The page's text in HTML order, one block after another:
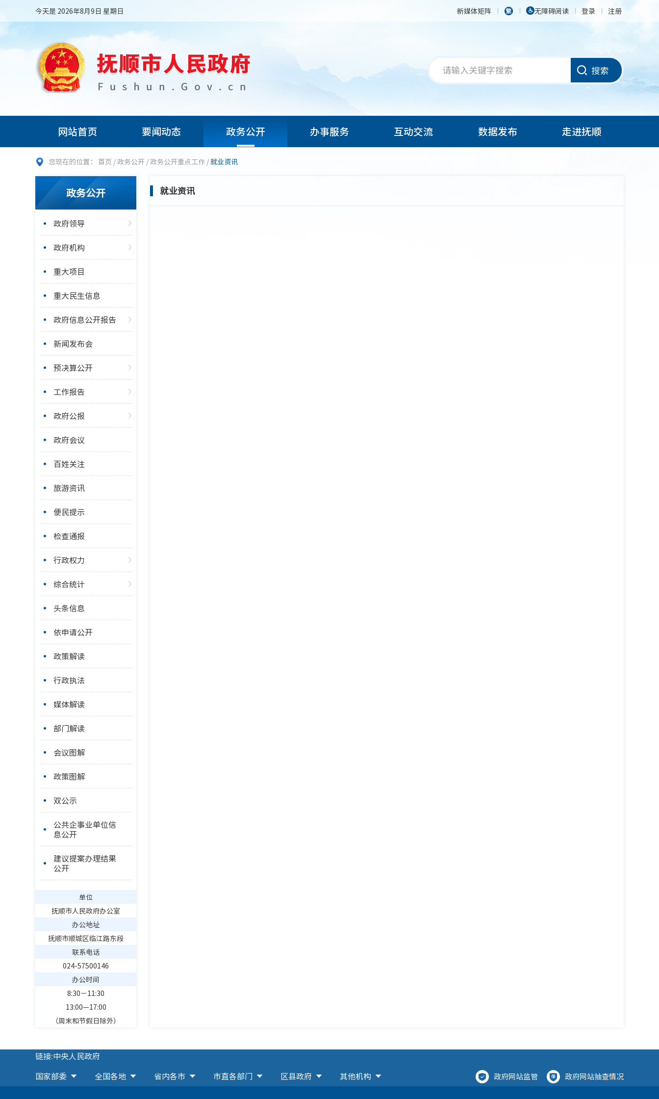
今天是 2026年8月9日 星期日 新媒体矩阵 无障碍阅读 登录 注册
搜索
网站首页 要闻动态 政务公开 办事服务 互动交流 数据发布 走进抚顺
您现在的位置： 首页 /政务公开 /政务公开重点工作 /就业资讯
政务公开
政府领导
政府机构
重大项目
重大民生信息
政府信息公开报告
新闻发布会
预决算公开
工作报告
政府公报
政府会议
百姓关注
旅游资讯
便民提示
检查通报
行政权力
综合统计
头条信息
依申请公开
政策解读
行政执法
媒体解读
部门解读
会议图解
政策图解
双公示
公共企事业单位信
息公开
建议提案办理结果
公开
单位
抚顺市人民政府办公室
办公地址
抚顺市顺城区临江路东段
联系电话
024-57500146
办公时间
8:30－11:30
13:00—17:00
（周末和节假日除外）
就业资讯
链接:中央人民政府
国家部委
全国各地 省内各市 市直各部门 区县政府 其他机构 政府网站监管 政府网站抽查情况